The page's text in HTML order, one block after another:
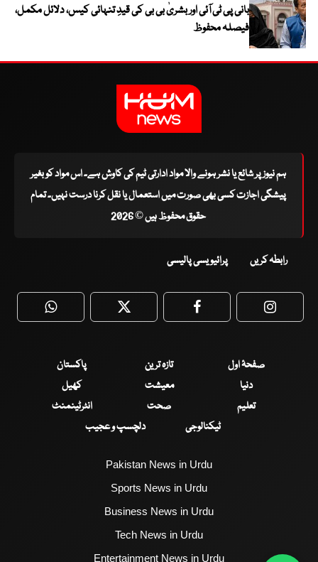
بانی پی ٹی آئی اور بشریٰ بی بی کی قیدِ تنہائی کیس، دلائل مکمل،
فیصلہ محفوظ
ہم نیوز پر شائع یا نشر ہونے والا مواد ادارتی ٹیم کی کاوش ہے۔ اس مواد کو بغیر
پیشگی اجازت کسی بھی صورت میں استعمال یا نقل کرنا درست نہیں۔ تمام
حقوق محفوظ ہیں © 2026
رابطہ کریں پرائیویسی پالیسی
WhatsApp Twitter Facebook
صفحۂ اول تازہ ترین
پاکستان
دنیا
معیشت
کھیل
تعلیم
صحت
انٹرٹینمنٹ
ٹیکنالوجی
دلچسپ و عجیب
Pakistan News in Urdu
Sports News in Urdu
Business News in Urdu
Tech News in Urdu
Entertainment News in Urdu